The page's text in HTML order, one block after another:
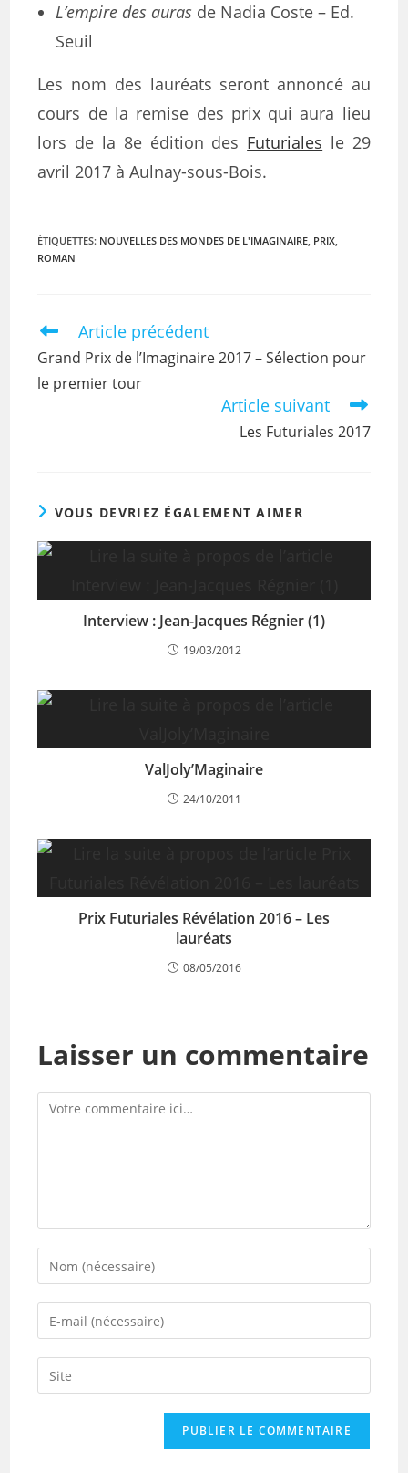
L’empire des auras de Nadia Coste – Ed.
Seuil
Les nom des lauréats seront annoncé au
cours de la remise des prix qui aura lieu
lors de la 8e édition des Futuriales le 29
avril 2017 à Aulnay-sous-Bois.
ÉTIQUETTES: NOUVELLES DES MONDES DE L'IMAGINAIRE, PRIX,
ROMAN
Article précédent
Grand Prix de l’Imaginaire 2017 – Sélection pour
le premier tour
Article suivant
Les Futuriales 2017
VOUS DEVRIEZ ÉGALEMENT AIMER
Interview : Jean-Jacques Régnier (1)
19/03/2012
ValJoly’Maginaire
24/10/2011
Prix Futuriales Révélation 2016 – Les
lauréats
08/05/2016
Laisser un commentaire